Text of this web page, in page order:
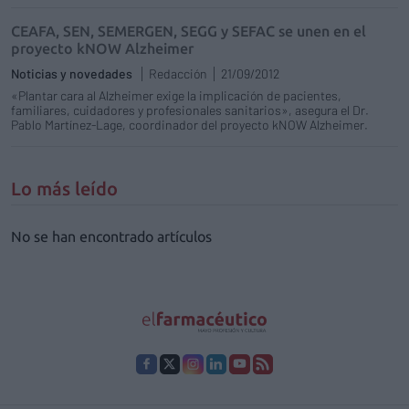
CEAFA, SEN, SEMERGEN, SEGG y SEFAC se unen en el
proyecto kNOW Alzheimer
Noticias y novedades Redacción
21/09/2012
«Plantar cara al Alzheimer exige la implicación de pacientes,
familiares, cuidadores y profesionales sanitarios», asegura el Dr.
Pablo Martínez-Lage, coordinador del proyecto kNOW Alzheimer.
Lo más leído
No se han encontrado artículos